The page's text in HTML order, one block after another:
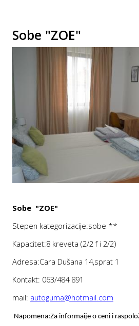
Sobe "ZOE"
Sobe "ZOE"
Stepen kategorizacije:sobe **
Kapacitet:8 kreveta (2/2 f i 2/2)
Adresa:Cara Dušana 14,sprat 1
Kontakt: 063/484 891
mail: autoguma@hotmail.com
Napomena:Za informaije o ceni i